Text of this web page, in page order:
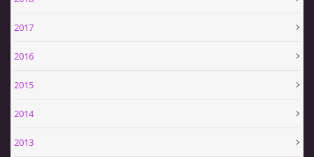
2017
2016
2015
2014
2013